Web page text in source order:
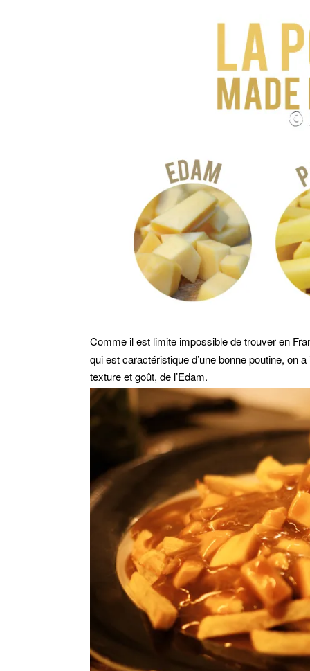
Comme il est limite impossible de trouver en
qui est caractéristique d’une bonne poutine, on
texture et goût, de l’Edam.